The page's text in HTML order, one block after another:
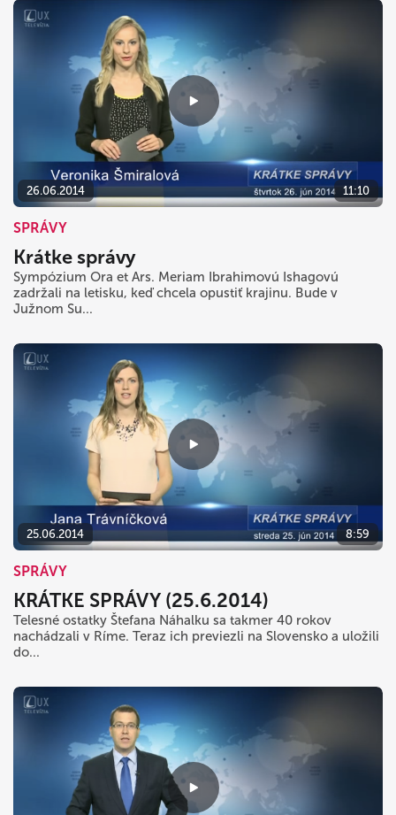
26.06.2014 11:10
SPRÁVY
Krátke správy
Sympózium Ora et Ars. Meriam Ibrahimovú Ishagovú
zadržali na letisku, keď chcela opustiť krajinu. Bude v
Južnom Su...
25.06.2014 8:59
SPRÁVY
KRÁTKE SPRÁVY (25.6.2014)
Telesné ostatky Štefana Náhalku sa takmer 40 rokov
nachádzali v Ríme. Teraz ich previezli na Slovensko a uložili
do...